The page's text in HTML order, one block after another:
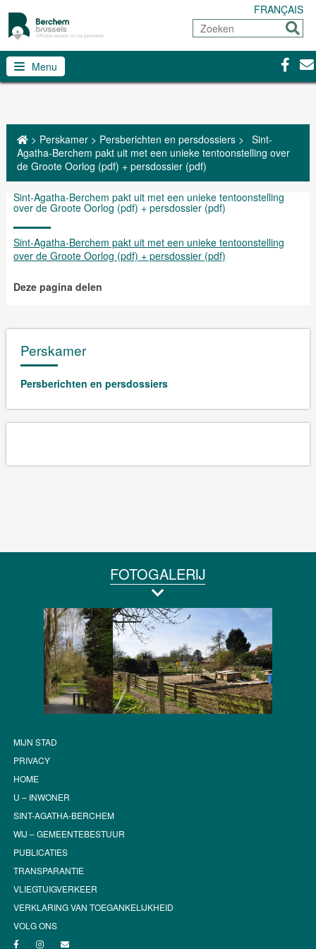
FRANÇAIS
Zoeken
Sturen
Menu
> Perskamer> Persberichten en persdossiers> Sint-
Agatha-Berchem pakt uit met een unieke tentoonstelling over
de Groote Oorlog (pdf) + persdossier (pdf)
Sint-Agatha-Berchem pakt uit met een unieke tentoonstelling
over de Groote Oorlog (pdf) + persdossier (pdf)
Sint-Agatha-Berchem pakt uit met een unieke tentoonstelling
over de Groote Oorlog (pdf) + persdossier (pdf)
Deze pagina delen
Perskamer
Persberichten en persdossiers
FOTOGALERIJ
MIJN STAD
PRIVACY
HOME
U – INWONER
SINT-AGATHA-BERCHEM
WIJ – GEMEENTEBESTUUR
PUBLICATIES
TRANSPARANTIE
VLIEGTUIGVERKEER
VERKLARING VAN TOEGANKELIJKHEID
VOLG ONS